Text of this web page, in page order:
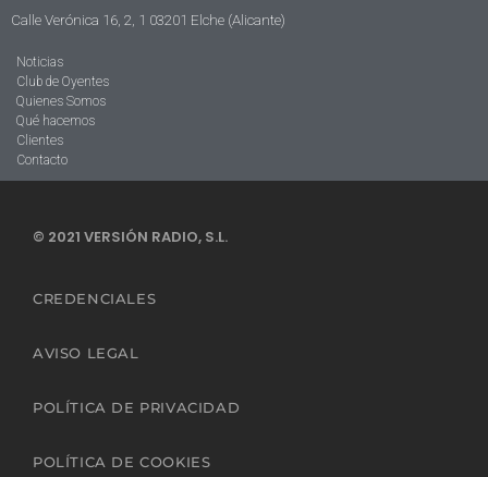
Calle Verónica 16, 2, 1 03201 Elche (Alicante)
Noticias
Club de Oyentes
Quienes Somos
Qué hacemos
Clientes
Contacto
© 2021 VERSIÓN RADIO, S.L.
CREDENCIALES
AVISO LEGAL
POLÍTICA DE PRIVACIDAD
POLÍTICA DE COOKIES